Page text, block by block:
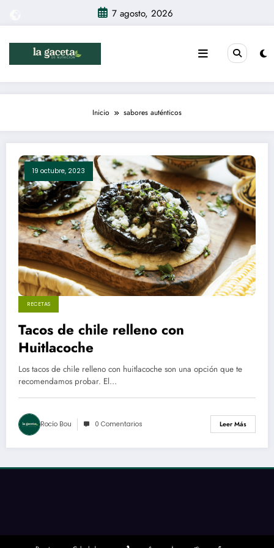
contenido
7 agosto, 2026
Inicio sabores auténticos
19 octubre, 2023
RECETAS
Tacos de chile relleno con
Huitlacoche
Los tacos de chile relleno con huitlacoche son una opción que te
recomendamos probar. El…
Rocío Bou 0 Comentarios Leer Más